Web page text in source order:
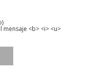
mensaje <b> <i> <u>